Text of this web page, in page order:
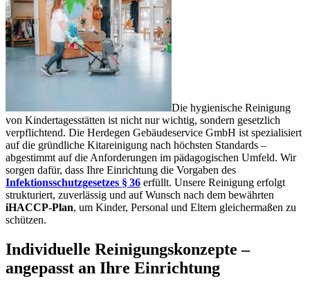
Die hygienische Reinigung
von Kindertagesstätten ist nicht nur wichtig, sondern gesetzlich
verpflichtend. Die Herdegen Gebäudeservice GmbH ist spezialisiert
auf die gründliche Kitareinigung nach höchsten Standards –
abgestimmt auf die Anforderungen im pädagogischen Umfeld. Wir
sorgen dafür, dass Ihre Einrichtung die Vorgaben des
Infektionsschutzgesetzes § 36 erfüllt. Unsere Reinigung erfolgt
strukturiert, zuverlässig und auf Wunsch nach dem bewährten
iHACCP-Plan, um Kinder, Personal und Eltern gleichermaßen zu
schützen.
Individuelle Reinigungskonzepte –
angepasst an Ihre Einrichtung